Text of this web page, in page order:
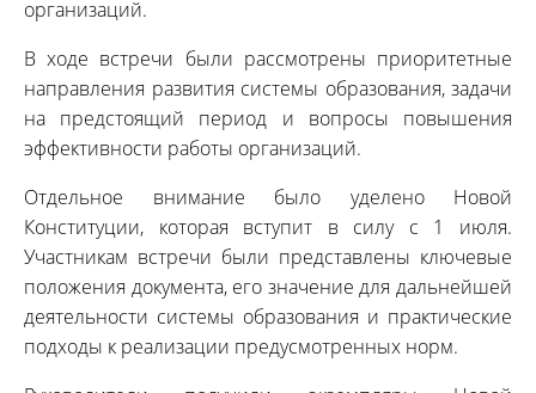
организаций.
В ходе встречи были рассмотрены приоритетные
направления развития системы образования, задачи
на предстоящий период и вопросы повышения
эффективности работы организаций.
Отдельное внимание было уделено Новой
Конституции, которая вступит в силу с 1 июля.
Участникам встречи были представлены ключевые
положения документа, его значение для дальнейшей
деятельности системы образования и практические
подходы к реализации предусмотренных норм.